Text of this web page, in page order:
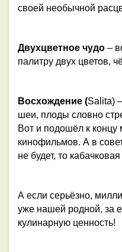
своей необычной
Двухцветное чудо –
палитру двух цветов,
Восхождение (Salita)
шеи, плоды словно
Вот и подошёл к концу
кинофильмов. А в
не будет, то
А если серьёзно,
уже нашей родной, за
кулинарную ценность!